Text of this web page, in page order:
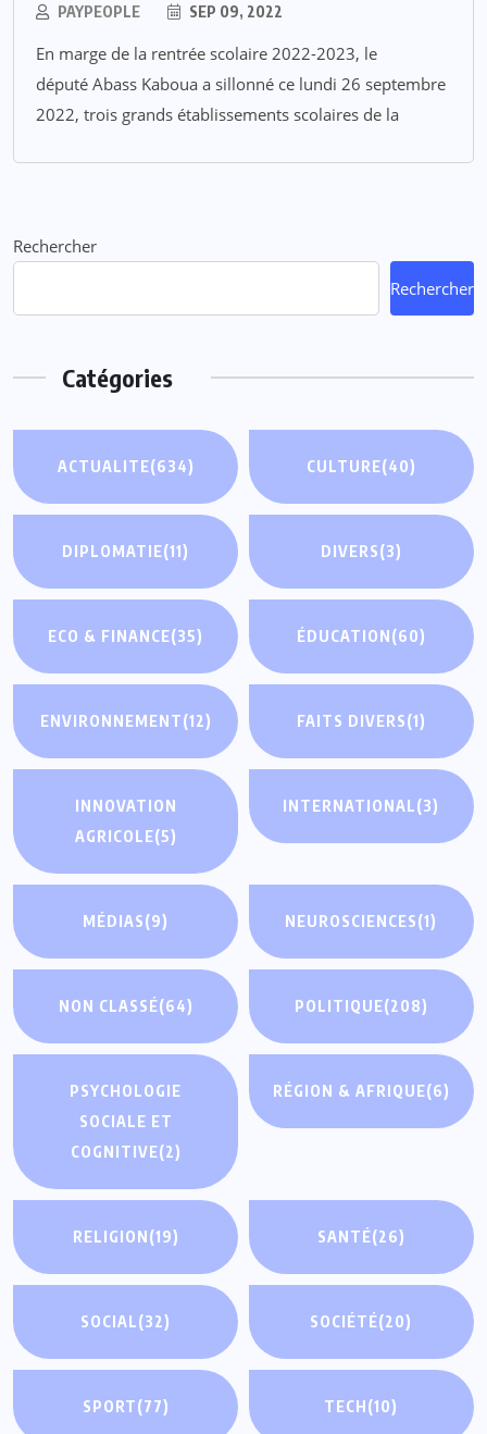
PAYPEOPLE SEP 09, 2022
En marge de la rentrée scolaire 2022-2023, le
député Abass Kaboua a sillonné ce lundi 26 septembre
2022, trois grands établissements scolaires de la
Rechercher
Rechercher
Catégories
ACTUALITE(634) CULTURE(40)
DIPLOMATIE(11) DIVERS(3)
ECO & FINANCE(35) ÉDUCATION(60)
ENVIRONNEMENT(12) FAITS DIVERS(1)
INNOVATION
AGRICOLE(5)
INTERNATIONAL(3)
MÉDIAS(9) NEUROSCIENCES(1)
NON CLASSÉ(64) POLITIQUE(208)
PSYCHOLOGIE
SOCIALE ET
COGNITIVE(2)
RÉGION & AFRIQUE(6)
RELIGION(19) SANTÉ(26)
SOCIAL(32) SOCIÉTÉ(20)
SPORT(77) TECH(10)